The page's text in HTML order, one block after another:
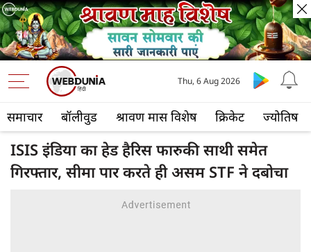
समाचार बॉलीवुड श्रावण मास विशेष क्रिकेट ज्योतिष
Thu, 6 Aug 2026
ISIS इंडिया का हेड हैरिस फारुकी साथी समेत
गिरफ्तार, सीमा पार करते ही असम STF ने दबोचा